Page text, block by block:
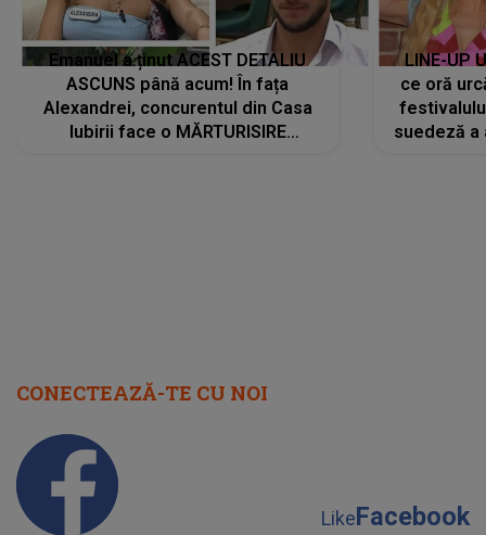
Emanuel a ținut ACEST DETALIU
ASCUNS până acum! În fața
Alexandrei, concurentul din Casa
Iubirii face o MĂRTURISIRE
LINE-UP
ce oră
suedeză a
CONECTEAZĂ-TE CU NOI
LikeFacebook